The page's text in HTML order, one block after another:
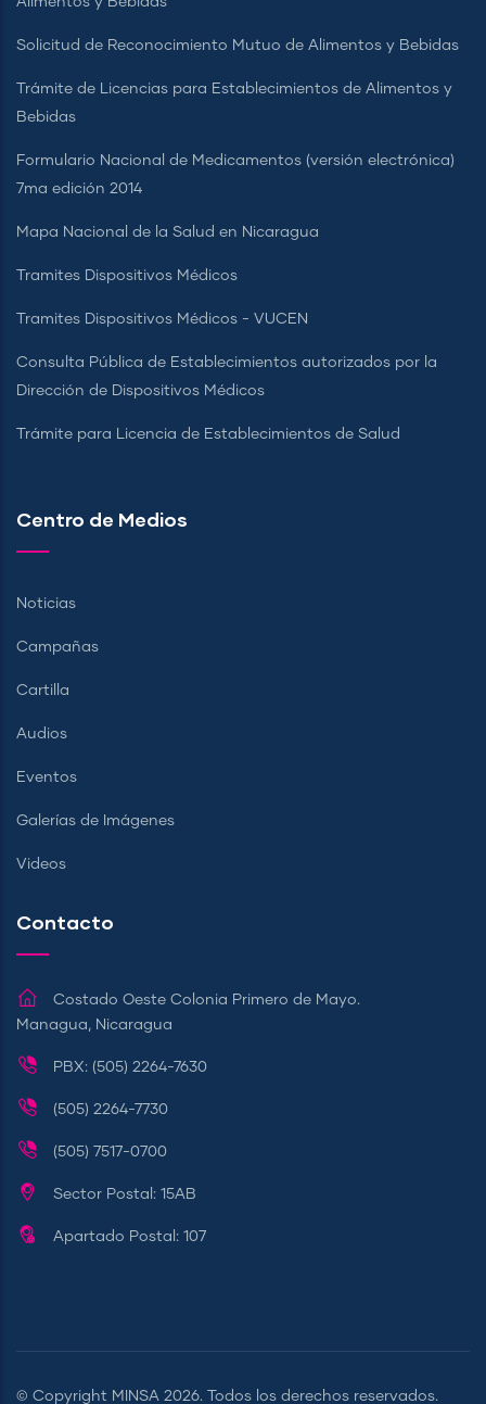
Solicitud de Reconocimiento Mutuo de Alimentos y Bebidas
Trámite de Licencias para Establecimientos de Alimentos y
Bebidas
Formulario Nacional de Medicamentos (versión electrónica)
7ma edición 2014
Mapa Nacional de la Salud en Nicaragua
Tramites Dispositivos Médicos
Tramites Dispositivos Médicos - VUCEN
Consulta Pública de Establecimientos autorizados por la
Dirección de Dispositivos Médicos
Trámite para Licencia de Establecimientos de Salud
Centro de Medios
Noticias
Campañas
Cartilla
Audios
Eventos
Galerías de Imágenes
Videos
Contacto
Costado Oeste Colonia Primero de Mayo.
Managua, Nicaragua
PBX: (505) 2264-7630
(505) 2264-7730
(505) 7517-0700
Sector Postal: 15AB
Apartado Postal: 107
© Copyright MINSA 2026. Todos los derechos reservados.